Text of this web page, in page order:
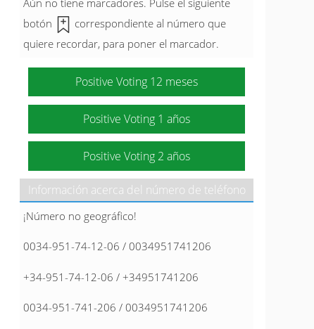
Aún no tiene marcadores. Pulse el siguiente
botón
correspondiente al número que
quiere recordar, para poner el marcador.
Positive Voting 12 meses
Positive Voting 1 años
Positive Voting 2 años
Información acerca del número de teléfono
¡Número no geográfico!
0034-951-74-12-06 / 0034951741206
+34-951-74-12-06 / +34951741206
0034-951-741-206 / 0034951741206